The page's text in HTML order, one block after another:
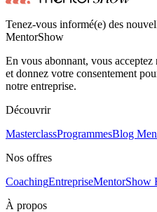
Tenez-vous informé(e) des
MentorShow
En vous abonnant, vous
et donnez votre consentement
notre entreprise.
Découvrir
MasterclassProgrammesBlog
Nos offres
CoachingEntrepriseMentorShow
À propos